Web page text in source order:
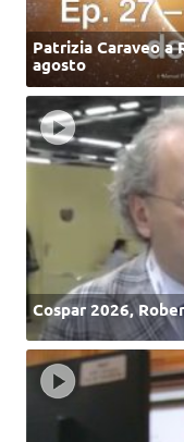
Patrizia Caraveo a
agosto
Cospar 2026,